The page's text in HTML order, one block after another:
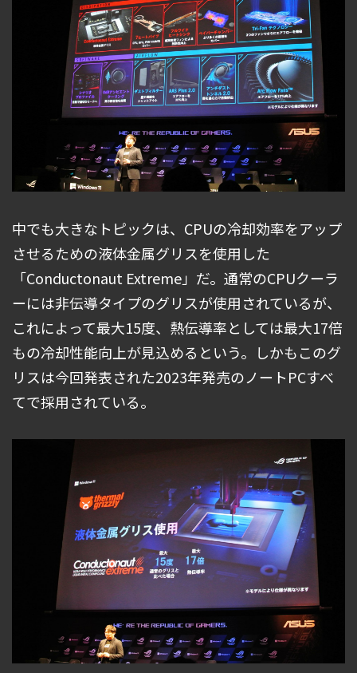
中でも大きなトピックは、CPUの冷却効率をアップ
させるための液体金属グリスを使用した
「Conductonaut Extreme」だ。通常のCPUクーラ
ーには非伝導タイプのグリスが使用されているが、
これによって最大15度、熱伝導率としては最大17倍
もの冷却性能向上が見込めるという。しかもこのグ
リスは今回発表された2023年発売のノートPCすべ
てで採用されている。